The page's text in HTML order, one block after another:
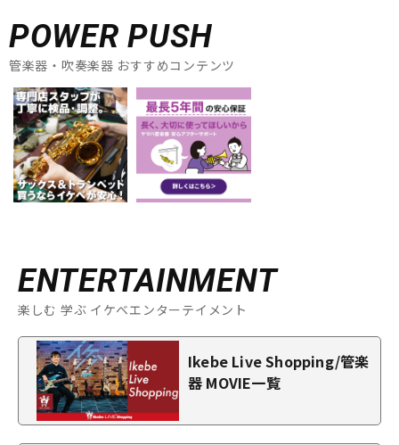
POWER PUSH
管楽器・吹奏楽器 おすすめコンテンツ
ENTERTAINMENT
楽しむ 学ぶ イケベエンターテイメント
Ikebe Live Shopping/管楽
器 MOVIE一覧